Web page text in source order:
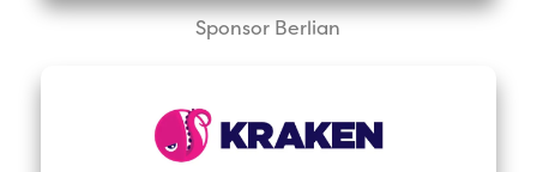
Sponsor Berlian